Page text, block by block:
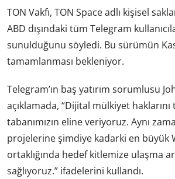
TON Vakfı, TON Space adlı kişisel
ABD dışındaki tüm Telegram
sunulduğunu söyledi. Bu sürümün
tamamlanması bekleniyor.
Telegram’ın baş yatırım sorumlusu
açıklamada, “Dijital mülkiyet haklarını
tabanımızın eline veriyoruz. Aynı
projelerine şimdiye kadarki en büyük
ortaklığında hedef kitlemize ulaşma
sağlıyoruz.” ifadelerini kullandı.